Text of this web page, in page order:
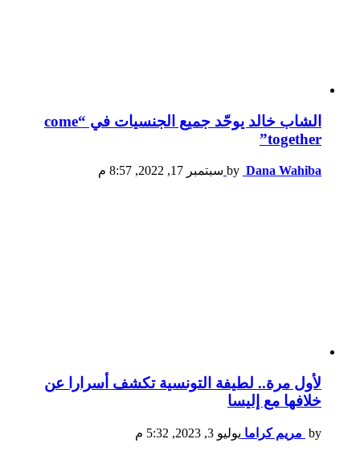
الشاب خالد يوحّد جميع الجنسيات في “come
together”
by Dana Wahiba سبتمبر 17, 2022, 8:57 م
لأول مرة.. لطيفة التونسية تكشف أسرارا عن
خلافها مع إليسا
by مريم كراما يوليو 3, 2023, 5:32 م